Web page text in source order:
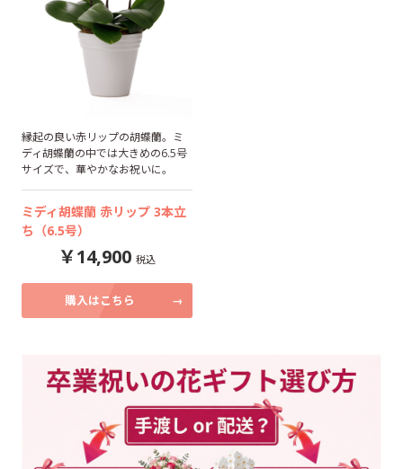
縁起の良い赤リップの胡蝶蘭。ミ
ディ胡蝶蘭の中では大きめの6.5号
サイズで、華やかなお祝いに。
ミディ胡蝶蘭 赤リップ 3本立
ち（6.5号）
14,900
購入はこちら